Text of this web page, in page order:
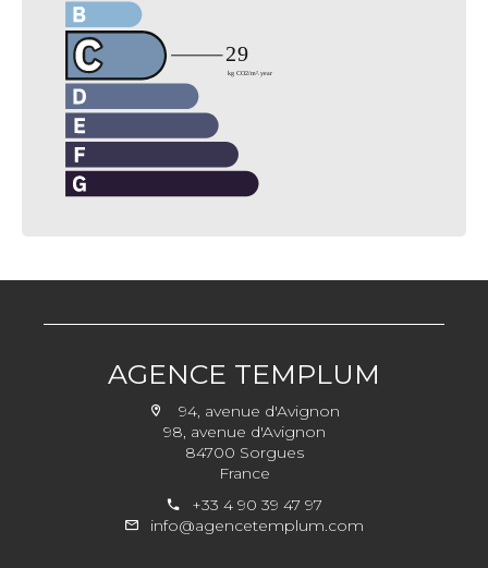
AGENCE TEMPLUM
94, avenue d'Avignon
98, avenue d'Avignon
84700 Sorgues
France
+33 4 90 39 47 97
info@agencetemplum.com